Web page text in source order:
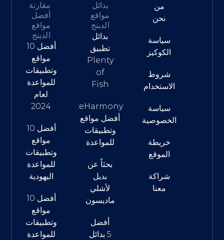
من
نحن
سياسة
الكوكيز
شروط
الاستخدام
سياسة
الخصوصية
خريطة
الموقع
شراكة
معنا
بدائل
مواقع
الدينج
بدائل
تطبيق
Plenty
of
Fish
eHarmony:
أفضل مواقع
وتطبيقات
للمواعدة
بحثاً عن
بديل
لأشلي
ماديسون
أفضل
5 بدائل
مقارنة
أفضل
مواقع
الدينج
أفضل 10
مواقع
وتطبيقات
للمواعدة
لعام
2024
أفضل 10
مواقع
وتطبيقات
للمواعدة
اليهودية
أفضل 10
مواقع
وتطبيقات
للمواعدة